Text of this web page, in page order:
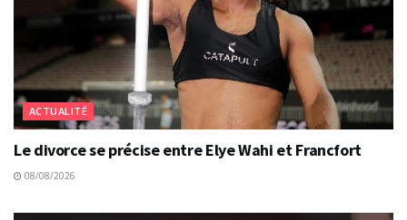
ACTUALITÉ
Le divorce se précise entre Elye Wahi et Francfort
08/08/2026